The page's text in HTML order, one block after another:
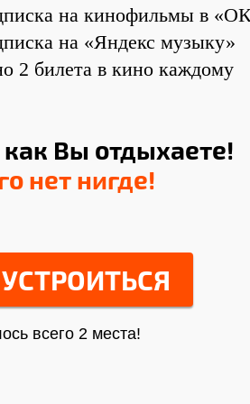
на кинофильмы в
на «Яндекс музыку»
2 билета в кино каждому
Вы отдыхаете!
нет нигде!
всего 2 места!